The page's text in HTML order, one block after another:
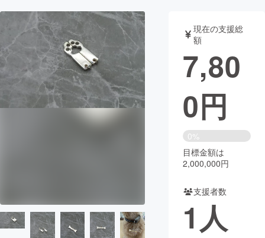
アート・写真 音楽
テクノロジー・ガジェット ゲーム・サ
映像・映画 書籍・雑誌
ビジネス・起業 チャレンジ
CAMPFIRE Creation
CAMPFIREふるさと納税machi-ya コミュニティ
現在の支援総
額
7,80
0円
0%
目標金額は
2,000,000円
支援者数
1人